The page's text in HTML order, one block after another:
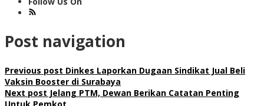
Post navigation
Previous post Dinkes Laporkan Dugaan Sindikat Jual Beli
Vaksin Booster di Surabaya
Next post Jelang PTM, Dewan Berikan Catatan Penting